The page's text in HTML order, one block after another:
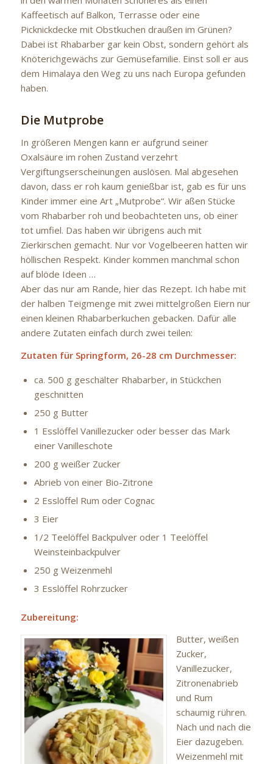
Kaffeetisch auf Balkon, Terrasse oder eine
Picknickdecke mit Obstkuchen draußen im Grünen?
Dabei ist Rhabarber gar kein Obst, sondern gehört als
Knöterichgewächs zur Gemüsefamilie. Einst soll er aus
dem Himalaya den Weg zu uns nach Europa gefunden
haben.
Die Mutprobe
In größeren Mengen kann er aufgrund seiner
Oxalsäure im rohen Zustand verzehrt
Vergiftungserscheinungen auslösen. Mal abgesehen
davon, dass er roh kaum genießbar ist, gab es für uns
Kinder immer eine Art „Mutprobe“. Wir aßen Stücke
vom Rhabarber roh und beobachteten uns, ob einer
tot umfiel. Das haben wir übrigens auch mit
Zierkirschen gemacht. Nur vor Vogelbeeren hatten wir
höllischen Respekt. Kinder kommen manchmal schon
auf blöde Ideen …
Aber das nur am Rande, hier das Rezept. Ich habe mit
der halben Teigmenge mit zwei mittelgroßen Eiern nur
einen kleinen Rhabarberkuchen gebacken. Dafür alle
andere Zutaten einfach durch zwei teilen:
Zutaten für Springform, 26-28 cm Durchmesser:
ca. 500 g geschälter Rhabarber, in Stückchen
geschnitten
250 g Butter
1 Esslöffel Vanillezucker oder besser das Mark
einer Vanilleschote
200 g weißer Zucker
Abrieb von einer Bio-Zitrone
2 Esslöffel Rum oder Cognac
3 Eier
1/2 Teelöffel Backpulver oder 1 Teelöffel
Weinsteinbackpulver
250 g Weizenmehl
3 Esslöffel Rohrzucker
Zubereitung:
Butter, weißen
Zucker,
Vanillezucker,
Zitronenabrieb
und Rum
schaumig rühren.
Nach und nach die
Eier dazugeben.
Weizenmehl mit